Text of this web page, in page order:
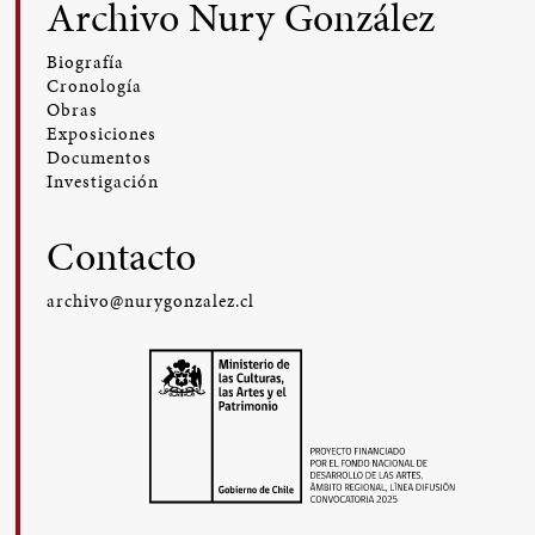
Archivo Nury González
Biografía
Cronología
Obras
Exposiciones
Documentos
Investigación
Contacto
archivo@nurygonzalez.cl